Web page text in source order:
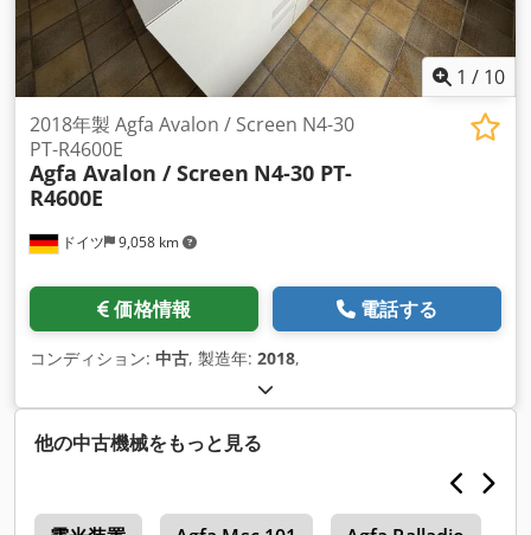
1 / 10
ドイツ 9,058 km
2018年製 Agfa Avalon / Screen N4-30
PT-R4600E
Agfa Avalon / Screen N4-30 PT-
R4600E
価格情報 電話する
コンディション: 中古, 製造年: 2018,
他の中古機械をもっと見る